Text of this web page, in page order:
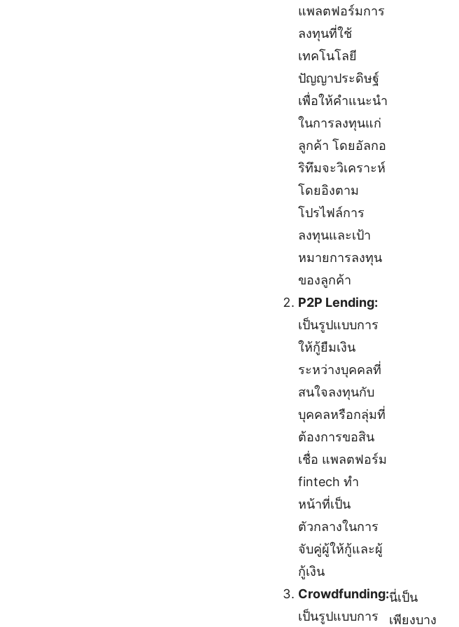
แพลตฟอร์มการ
ลงทุนที่ใช้
เทคโนโลยี
ปัญญาประดิษฐ์
เพื่อให้คำแนะนำ
ในการลงทุนแก่
ลูกค้า โดยอัลกอ
ริทึมจะวิเคราะห์
โดยอิงตาม
โปรไฟล์การ
ลงทุนและเป้า
หมายการลงทุน
ของลูกค้า
P2P Lending:
เป็นรูปแบบการ
ให้กู้ยืมเงิน
ระหว่างบุคคลที่
สนใจลงทุนกับ
บุคคลหรือกลุ่มที่
ต้องการขอสิน
เชื่อ แพลตฟอร์ม
fintech ทำ
หน้าที่เป็น
ตัวกลางในการ
จับคู่ผู้ให้กู้และผู้
กู้เงิน
Crowdfunding:
เป็นรูปแบบการ
นี่เป็น
เพียงบาง